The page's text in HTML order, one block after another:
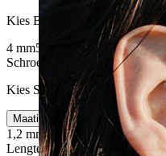
Kies Bal maat
4 mm5 mm
3 mm
Schroefdraad dikte
Kies Schroefdraad dikte
Maatinfo
1,2 mm1,6 mm
Lengte: